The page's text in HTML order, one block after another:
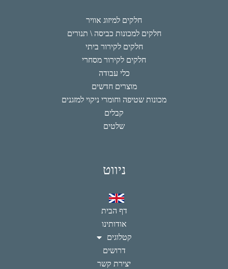
חלקים למיזוג אוויר
חלקים למכונות כביסה \ תנורים
חלקים לקירור ביתי
חלקים לקירור מסחרי
כלי עבודה
מוצרים חדשים
מכונות שטיפה וחומרי ניקוי למזגנים
קבלים
שלטים
ניווט
דף הבית
אודותינו
קטלוגים
דרושים
יצירת קשר